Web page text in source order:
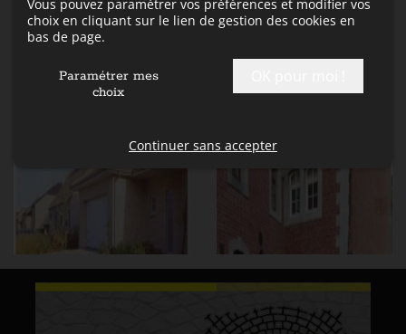
Galerie 9 Galerie 10
Vous pouvez paramétrer vos préférences et modifier vos
choix en cliquant sur le lien de gestion des cookies en
bas de page.
Paramétrer mes
choix
Continuer sans accepter